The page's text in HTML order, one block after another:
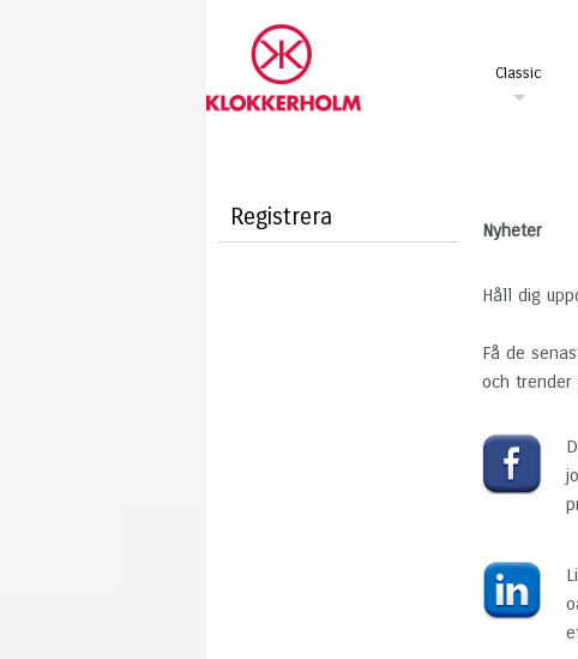
Classic
Registrera Nyheter
Håll dig
Få de
och trender